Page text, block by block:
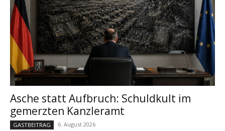
Asche statt Aufbruch: Schuldkult im
gemerzten Kanzleramt
GASTBEITRAG 6. August 2026